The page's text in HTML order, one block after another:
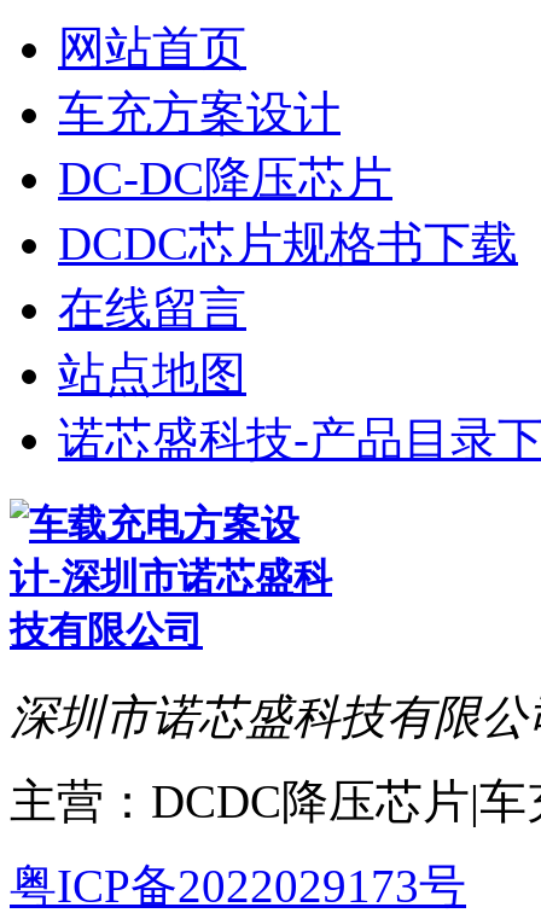
网站首页
车充方案设计
DC-DC降压芯片
DCDC芯片规格书下载
在线留言
站点地图
诺芯盛科技-产品目录
深圳市诺芯盛科技有限公
主营：DCDC降压芯片|
粤ICP备2022029173号